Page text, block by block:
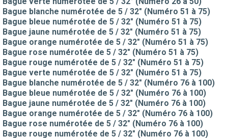
Bague blanche numérotée de 5 / 32" (Numéro 51 à 75)
Bague bleue numérotée de 5 / 32" (Numéro 51 à 75)
Bague jaune numérotée de 5 / 32" (Numéro 51 à 75)
Bague orange numérotée de 5 / 32" (Numéro 51 à 75)
Bague rose numérotée de 5 / 32" (Numéro 51 à 75)
Bague rouge numérotée de 5 / 32" (Numéro 51 à 75)
Bague verte numérotée de 5 / 32" (Numéro 51 à 75)
Bague blanche numérotée de 5 / 32" (Numéro 76 à 100)
Bague bleue numérotée de 5 / 32" (Numéro 76 à 100)
Bague jaune numérotée de 5 / 32" (Numéro 76 à 100)
Bague orange numérotée de 5 / 32" (Numéro 76 à 100)
Bague rose numérotée de 5 / 32" (Numéro 76 à 100)
Bague rouge numérotée de 5 / 32" (Numéro 76 à 100)